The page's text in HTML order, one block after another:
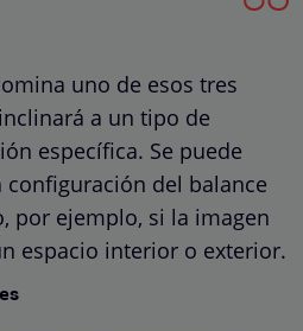
uno de esos tres
a un tipo de
específica. Se puede
configuración del balance
por ejemplo, si la imagen
espacio interior o exterior.